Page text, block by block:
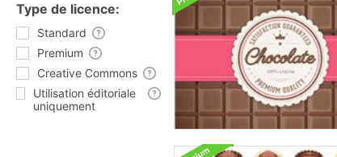
Type de licence:
Standard
Premium
Creative Commons
Utilisation éditoriale
uniquement